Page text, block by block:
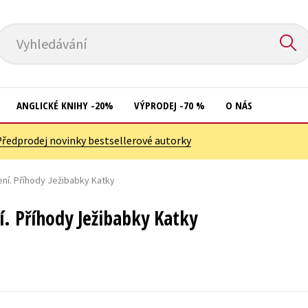
Vyhledávání
Kuchařky
New Adult
Ostatní
ANGLICKÉ KNIHY -20% VÝPRODEJ -70 % O NÁS
novinky bestsellerové autorky
Příhody Ježibabky Katky
Příhody Ježibabky Katky